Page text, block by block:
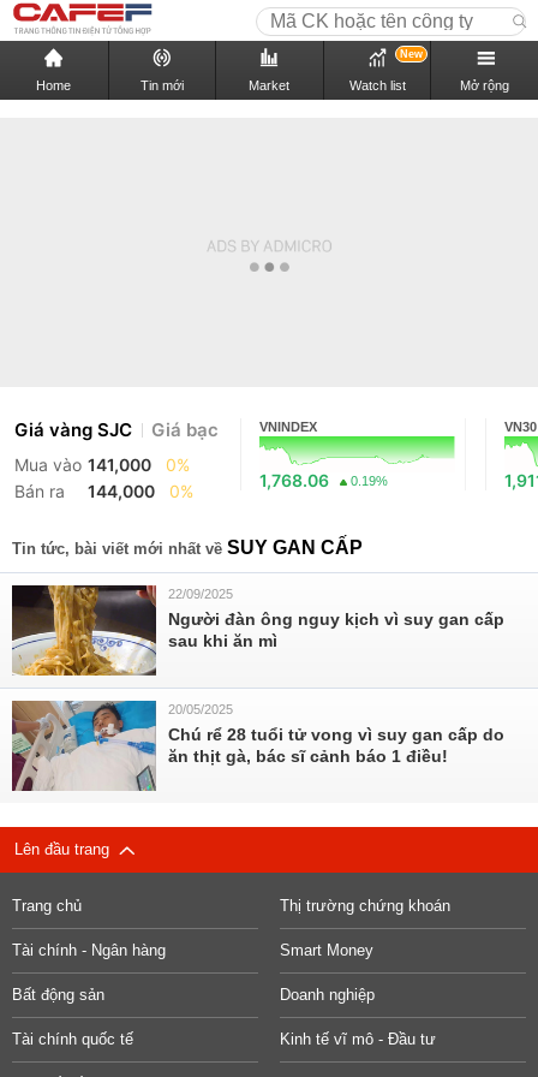
Home Tin mới Market Watch list
New
Mở rộng
Giá vàng SJC Giá bạc
Mua vào 141,000
0%
Bán ra
144,000 0%
VNINDEX
1,768.06 0.19%
VN30
Tin tức, bài viết mới nhất về SUY GAN CẤP
22/09/2025
Người đàn ông nguy kịch vì suy gan cấp
sau khi ăn mì
20/05/2025
Chú rể 28 tuổi tử vong vì suy gan cấp do
ăn thịt gà, bác sĩ cảnh báo 1 điều!
Lên đầu trang
Trang chủ Thị trường chứng khoán
Tài chính - Ngân hàng Smart Money
Bất động sản Doanh nghiệp
Tài chính quốc tế Kinh tế vĩ mô - Đầu tư